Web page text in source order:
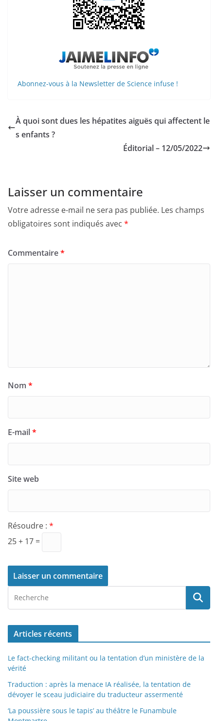
Abonnez-vous à la Newsletter de Science infuse !
À quoi sont dues les hépatites aiguës qui affectent le
s enfants ?
Éditorial – 12/05/2022
Laisser un commentaire
Votre adresse e-mail ne sera pas publiée. Les champs
obligatoires sont indiqués avec *
Commentaire*
Nom *
E-mail*
Site web
Résoudre : *
25 + 17 =
Articles récents
Le fact-checking militant ou la tentation d’un ministère de la
vérité
Traduction : après la menace IA réalisée, la tentation de
dévoyer le sceau judiciaire du traducteur assermenté
‘La poussière sous le tapis’ au théâtre le Funambule